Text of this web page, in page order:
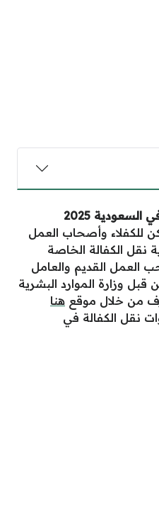
نقل الكفالة قبل مرور سنة في السعودية 2025
للكفلاء وأصحاب العمل
نقل الكفالة الخاصة
العمل القديم والعامل
وزارة الموارد البشرية
من خلال موقع هنا
نقل الكفالة في